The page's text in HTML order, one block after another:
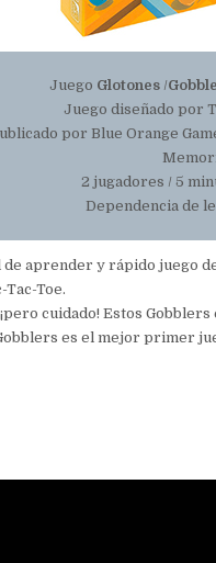
Juego Glotones /
Juego diseñado por
por Blue Orange
2 jugadores / 5
Dependencia de
aprender y rápido juego
Toe.
cuidado! Estos
es el mejor primer